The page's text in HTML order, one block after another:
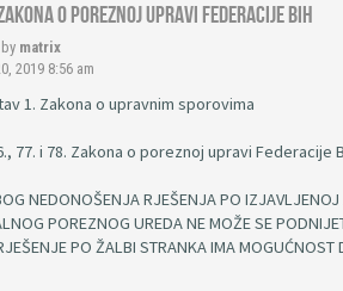
o poreznoj upravi Federacije BiH
matrix
2019 8:56 am
1. Zakona o upravnim sporovima
77. i 78. Zakona o poreznoj upravi Federacije
NEDONOŠENJA RJEŠENJA PO
POREZNOG UREDA NE MOŽE SE
PO ŽALBI STRANKA IMA